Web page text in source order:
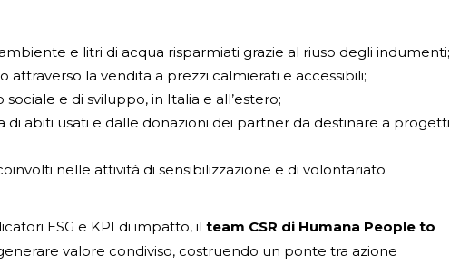
e litri di acqua risparmiati grazie al riuso degli indumenti;
attraverso la vendita a prezzi calmierati e accessibili;
e di sviluppo, in Italia e all’estero;
abiti usati e dalle donazioni dei partner da destinare a progetti
nelle attività di sensibilizzazione e di volontariato
ESG e KPI di impatto, il team CSR di Humana People to
valore condiviso, costruendo un ponte tra azione